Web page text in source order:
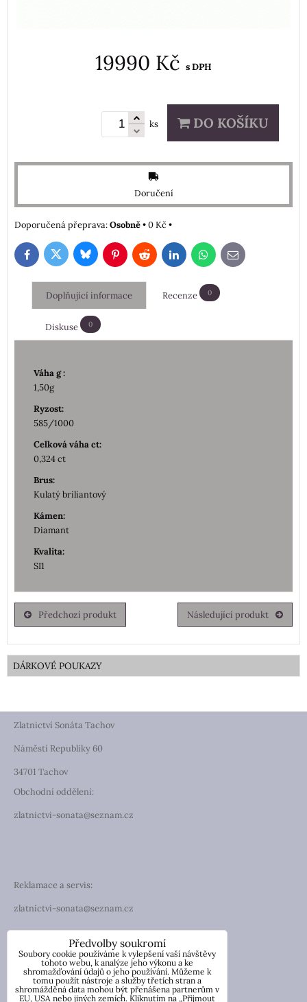
19990 Kč s DPH
ks DO KOŠÍKU
Doručení
Osobně•0 Kč•
FacebookTwitterBlueskyPinterestRedditLinkedInWhatsApp
E-
mail
Doplňující informace Recenze 0
Diskuse 0
Váha g :
1,50g
Ryzost:
585/1000
Celková váha ct:
0,324 ct
Brus:
Kulatý briliantový
Kámen:
Diamant
Kvalita:
SI1
Předchozí produkt Následující produkt
DÁRKOVÉ POUKAZY
Zlatnictví Sonáta Tachov
Náměstí Republiky 60
34701 Tachov
Obchodní oddělení:
zlatnictvi-sonata@seznam.cz
Reklamace a servis:
zlatnictvi-sonata@seznam.cz
TELEFON
Telefon: +420 774 194 130
IČO: 13854976
DIČ: CZ7057181846
Předvolby soukromí
Soubory cookie používáme k vylepšení vaší návštěvy
tohoto webu, k analýze jeho výkonu a ke
shromažďování údajů o jeho používání. Můžeme k
tomu použít nástroje a služby třetích stran a
shromážděná data mohou být přenášena partnerům v
EU, USA nebo jiných zemích. Kliknutím na „Přijmout